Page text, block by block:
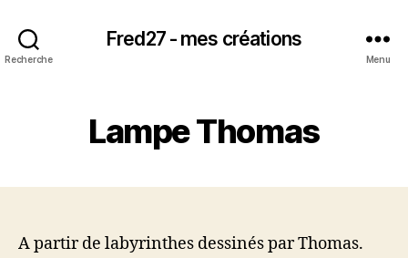
Recherche
Fred27 - mes créations
Menu
Lampe Thomas
A partir de labyrinthes dessinés par Thomas.